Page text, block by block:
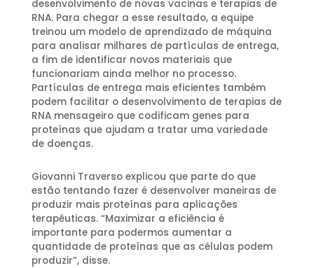
desenvolvimento de novas vacinas e terapias de
RNA. Para chegar a esse resultado, a equipe
treinou um modelo de aprendizado de máquina
para analisar milhares de partículas de entrega,
a fim de identificar novos materiais que
funcionariam ainda melhor no processo.
Partículas de entrega mais eficientes também
podem facilitar o desenvolvimento de terapias de
RNA mensageiro que codificam genes para
proteínas que ajudam a tratar uma variedade
de doenças.
Giovanni Traverso explicou que parte do que
estão tentando fazer é desenvolver maneiras de
produzir mais proteínas para aplicações
terapêuticas. “Maximizar a eficiência é
importante para podermos aumentar a
quantidade de proteínas que as células podem
produzir”, disse.